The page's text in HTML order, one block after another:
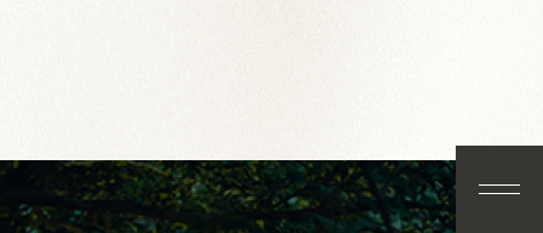
空室検索
当サイトが一番お得